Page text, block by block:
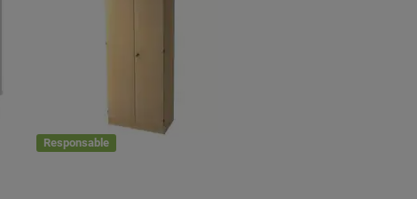
Responsable